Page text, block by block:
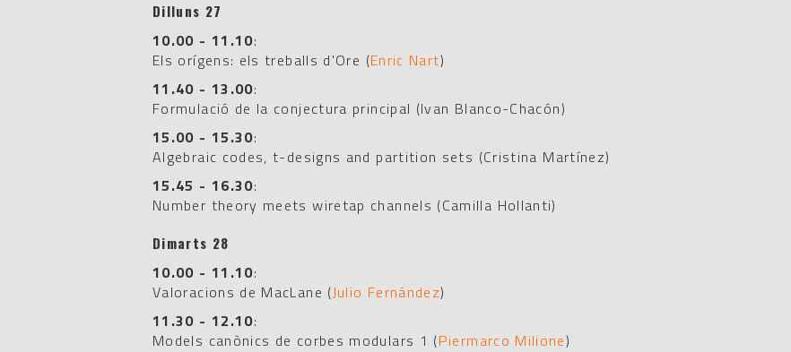
Dilluns 27
10.00 - 11.10:
Els orígens: els treballs d'Ore (Enric Nart)
11.40 - 13.00:
Formulació de la conjectura principal (Ivan Blanco-Chacón)
15.00 - 15.30:
Algebraic codes, t-designs and partition sets (Cristina Martínez)
15.45 - 16.30:
Number theory meets wiretap channels (Camilla Hollanti)
Dimarts 28
10.00 - 11.10:
Valoracions de MacLane (Julio Fernández)
11.30 - 12.10:
Models canònics de corbes modulars 1 (Piermarco Milione)